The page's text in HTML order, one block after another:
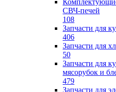
СВЧ-печей
108
Запчасти для
406
Запчасти для
50
Запчасти для
мясорубок и
479
Запчасти для